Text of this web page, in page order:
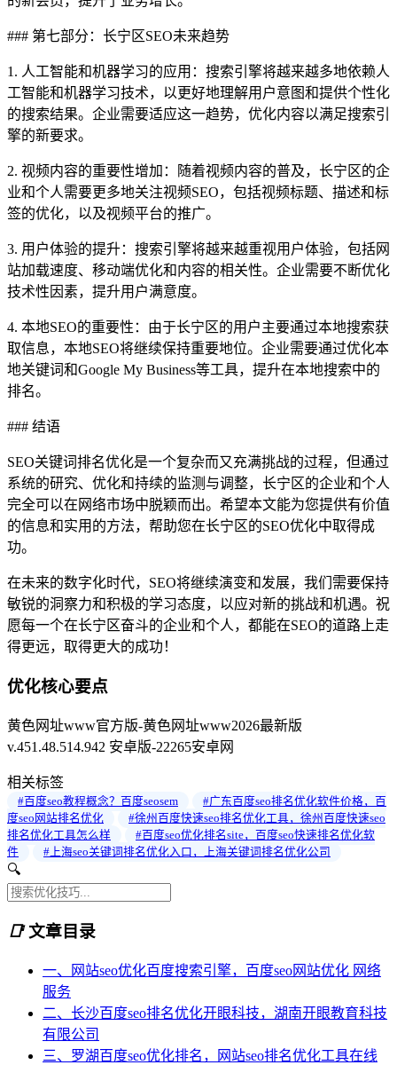
### 第七部分：长宁区SEO未来趋势
1. 人工智能和机器学习的应用：搜索引擎将越来越多地依赖人
工智能和机器学习技术，以更好地理解用户意图和提供个性化
的搜索结果。企业需要适应这一趋势，优化内容以满足搜索引
擎的新要求。
2. 视频内容的重要性增加：随着视频内容的普及，长宁区的企
业和个人需要更多地关注视频SEO，包括视频标题、描述和标
签的优化，以及视频平台的推广。
3. 用户体验的提升：搜索引擎将越来越重视用户体验，包括网
站加载速度、移动端优化和内容的相关性。企业需要不断优化
技术性因素，提升用户满意度。
4. 本地SEO的重要性：由于长宁区的用户主要通过本地搜索获
取信息，本地SEO将继续保持重要地位。企业需要通过优化本
地关键词和Google My Business等工具，提升在本地搜索中的
排名。
### 结语
SEO关键词排名优化是一个复杂而又充满挑战的过程，但通过
系统的研究、优化和持续的监测与调整，长宁区的企业和个人
完全可以在网络市场中脱颖而出。希望本文能为您提供有价值
的信息和实用的方法，帮助您在长宁区的SEO优化中取得成
功。
在未来的数字化时代，SEO将继续演变和发展，我们需要保持
敏锐的洞察力和积极的学习态度，以应对新的挑战和机遇。祝
愿每一个在长宁区奋斗的企业和个人，都能在SEO的道路上走
得更远，取得更大的成功！
优化核心要点
黄色网址www官方版-黄色网址www2026最新版
v.451.48.514.942 安卓版-22265安卓网
相关标签
#百度seo教程概念？百度seosem
#广东百度seo排名优化软件价格，百
度seo网站排名优化
#徐州百度快速seo排名优化工具，徐州百度快速seo
排名优化工具怎么样
#百度seo优化排名site，百度seo快速排名优化软
件
#上海seo关键词排名优化入口，上海关键词排名优化公司
🔍
📑文章目录
一、网站seo优化百度搜索引擎，百度seo网站优化 网络
服务
二、长沙百度seo排名优化开眼科技，湖南开眼教育科技
有限公司
三、罗湖百度seo优化排名，网站seo排名优化工具在线